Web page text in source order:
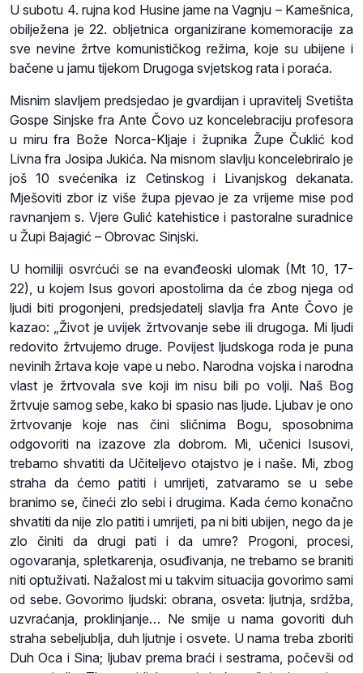
U subotu 4. rujna kod Husine jame na Vagnju – Kamešnica,
obilježena je 22. obljetnica organizirane komemoracije za
sve nevine žrtve komunističkog režima, koje su ubijene i
bačene u jamu tijekom Drugoga svjetskog rata i poraća.
Misnim slavljem predsjedao je gvardijan i upravitelj Svetišta
Gospe Sinjske fra Ante Čovo uz koncelebraciju profesora
u miru fra Bože Norca-Kljaje i župnika Župe Čuklić kod
Livna fra Josipa Jukića. Na misnom slavlju koncelebriralo je
još 10 svećenika iz Cetinskog i Livanjskog dekanata.
Mješoviti zbor iz više župa pjevao je za vrijeme mise pod
ravnanjem s. Vjere Gulić katehistice i pastoralne suradnice
u Župi Bajagić – Obrovac Sinjski.
U homiliji osvrćući se na evanđeoski ulomak (Mt 10, 17-
22), u kojem Isus govori apostolima da će zbog njega od
ljudi biti progonjeni, predsjedatelj slavlja fra Ante Čovo je
kazao: „Život je uvijek žrtvovanje sebe ili drugoga. Mi ljudi
redovito žrtvujemo druge. Povijest ljudskoga roda je puna
nevinih žrtava koje vape u nebo. Narodna vojska i narodna
vlast je žrtvovala sve koji im nisu bili po volji. Naš Bog
žrtvuje samog sebe, kako bi spasio nas ljude. Ljubav je ono
žrtvovanje koje nas čini sličnima Bogu, sposobnima
odgovoriti na izazove zla dobrom. Mi, učenici Isusovi,
trebamo shvatiti da Učiteljevo otajstvo je i naše. Mi, zbog
straha da ćemo patiti i umrijeti, zatvaramo se u sebe
branimo se, čineći zlo sebi i drugima. Kada ćemo konačno
shvatiti da nije zlo patiti i umrijeti, pa ni biti ubijen, nego da je
zlo činiti da drugi pati i da umre? Progoni, procesi,
ogovaranja, spletkarenja, osuđivanja, ne trebamo se braniti
niti optuživati. Nažalost mi u takvim situacija govorimo sami
od sebe. Govorimo ljudski: obrana, osveta: ljutnja, srdžba,
uzvraćanja, proklinjanje… Ne smije u nama govoriti duh
straha sebeljublja, duh ljutnje i osvete. U nama treba zboriti
Duh Oca i Sina; ljubav prema braći i sestrama, počevši od